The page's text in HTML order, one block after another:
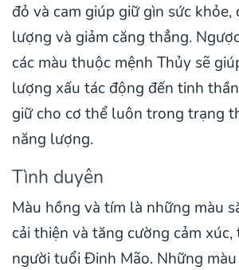
đỏ và cam giúp giữ gìn sức khỏe,
lượng và giảm căng thẳng.
các màu thuộc mệnh Thủy sẽ
lượng xấu tác động đến tinh
giữ cho cơ thể luôn trong trạng
năng lượng.
Tình duyên
Màu hồng và tím là những màu
cải thiện và tăng cường cảm
người tuổi Đinh Mão. Những